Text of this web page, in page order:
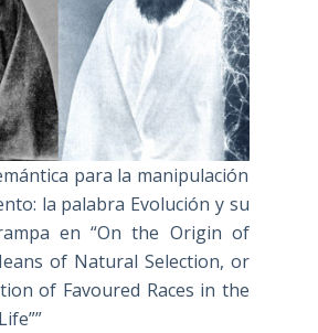
para la manipulación
la palabra Evolución y su
en “On the Origin of
of Natural Selection, or
of Favoured Races in the